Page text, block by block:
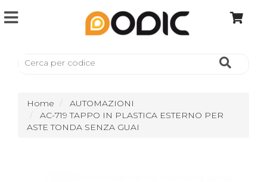
Home
AUTOMAZIONI
AC-719 TAPPO IN PLASTICA ESTERNO PER
ASTE TONDA SENZA GUAI